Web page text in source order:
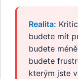
Realita:
budete mít
budete
budete
kterým jste